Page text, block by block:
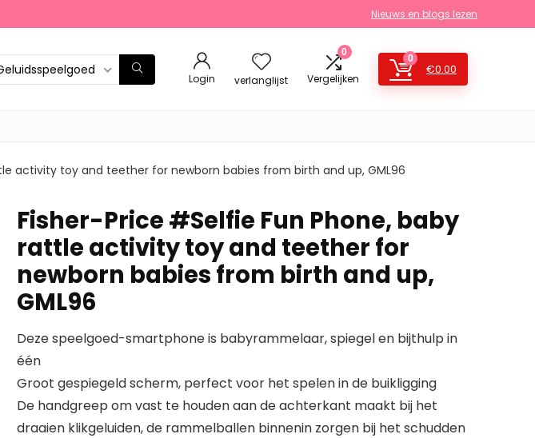
Nieuws en blogs lezen
Login verlanglijst
0
Vergelijken
0
€0.00
activity toy and teether for newborn babies from birth and up, GML96
Fisher-Price #Selfie Fun Phone, baby
rattle activity toy and teether for
newborn babies from birth and up,
GML96
Deze speelgoed-smartphone is babyrammelaar, spiegel en bijthulp in
één
Groot gespiegeld scherm, perfect voor het spelen in de buikligging
De handgreep om vast te houden aan de achterkant maakt bij het
draaien klikgeluiden, de rammelballen binnenin zorgen bij het schudden